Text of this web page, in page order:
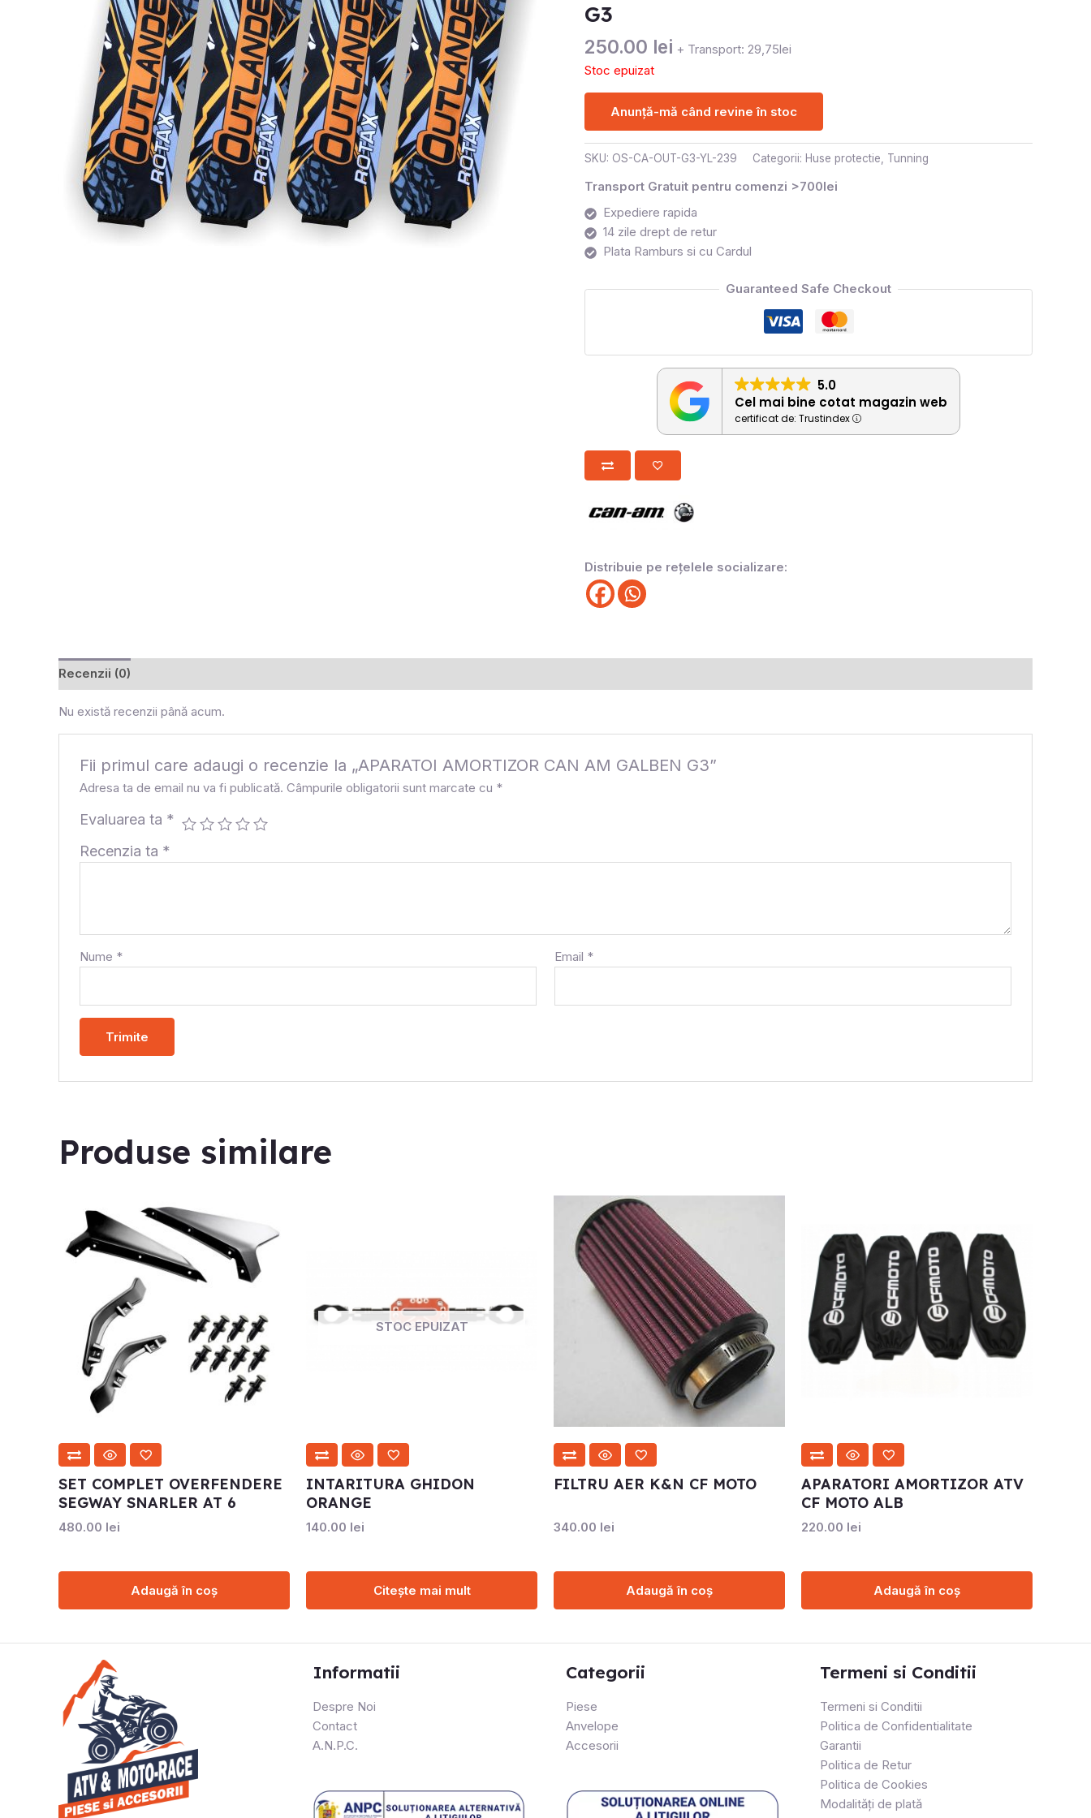
G3
250.00 lei + Transport: 29,75lei
Stoc epuizat
Anunță-mă când revine în stoc
SKU: OS-CA-OUT-G3-YL-239 Categorii: Huse protectie, Tunning
Transport Gratuit pentru comenzi >700lei
Expediere rapida
14 zile drept de retur
Plata Ramburs si cu Cardul
Guaranteed Safe Checkout
5.0
Cel mai bine cotat magazin web
certificat de: Trustindex
Distribuie pe rețelele socializare:
Recenzii (0)
Nu există recenzii până acum.
Fii primul care adaugi o recenzie la „APARATOI AMORTIZOR CAN AM GALBEN G3”
Adresa ta de email nu va fi publicată. Câmpurile obligatorii sunt marcate cu *
Evaluarea ta *
Recenzia ta *
Nume * Email *
Produse similare
SET COMPLET OVERFENDERE
SEGWAY SNARLER AT 6
480.00 lei
Adaugă în coș
STOC EPUIZAT
INTARITURA GHIDON
ORANGE
140.00 lei
Citește mai mult
FILTRU AER K&N CF MOTO
340.00 lei
Adaugă în coș
APARATORI AMORTIZOR ATV
CF MOTO ALB
220.00 lei
Adaugă în coș
Informatii
Despre Noi
Contact
A.N.P.C.
Categorii
Piese
Anvelope
Accesorii
Termeni si Conditii
Termeni si Conditii
Politica de Confidentialitate
Garantii
Politica de Retur
Politica de Cookies
Modalități de plată